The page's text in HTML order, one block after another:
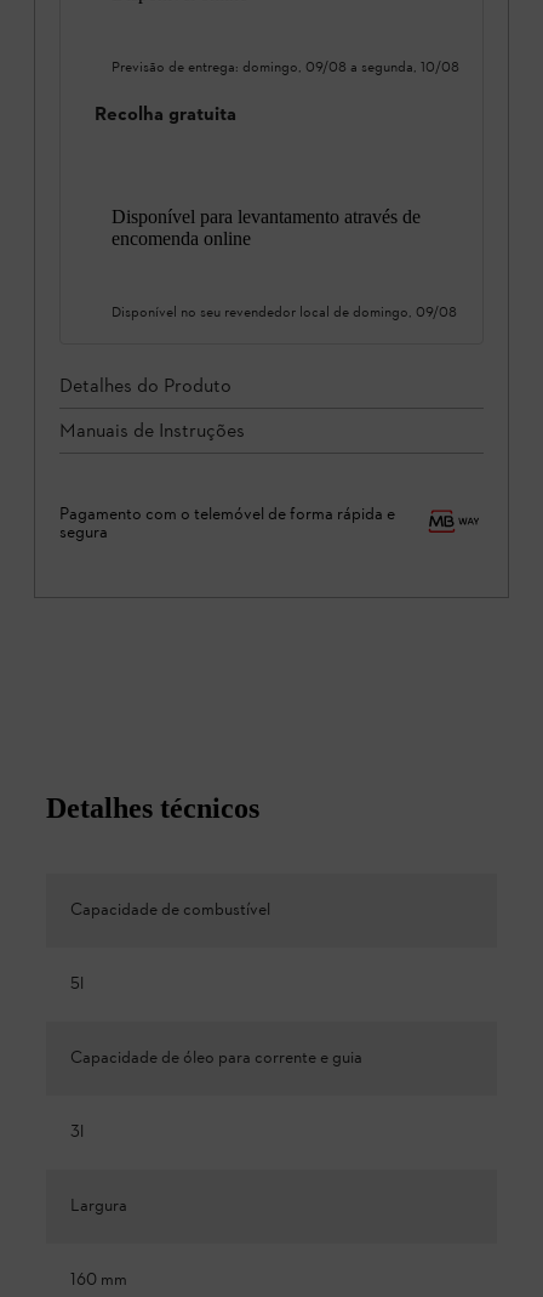
Previsão de entrega: domingo, 09/08 a segunda, 10/08
Recolha gratuita
Disponível para levantamento através de
encomenda online
Disponível no seu revendedor local de domingo, 09/08
Detalhes do Produto
Manuais de Instruções
Pagamento com o telemóvel de forma rápida e
segura
Detalhes técnicos
Capacidade de combustível
5l
Capacidade de óleo para corrente e guia
3l
Largura
160 mm